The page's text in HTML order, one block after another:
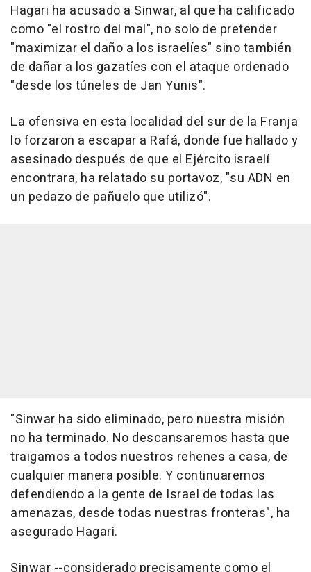
Hagari ha acusado a Sinwar, al que ha calificado
como "el rostro del mal", no solo de pretender
"maximizar el daño a los israelíes" sino también
de dañar a los gazatíes con el ataque ordenado
"desde los túneles de Jan Yunis".
La ofensiva en esta localidad del sur de la Franja
lo forzaron a escapar a Rafá, donde fue hallado y
asesinado después de que el Ejército israelí
encontrara, ha relatado su portavoz, "su ADN en
un pedazo de pañuelo que utilizó".
"Sinwar ha sido eliminado, pero nuestra misión
no ha terminado. No descansaremos hasta que
traigamos a todos nuestros rehenes a casa, de
cualquier manera posible. Y continuaremos
defendiendo a la gente de Israel de todas las
amenazas, desde todas nuestras fronteras", ha
asegurado Hagari.
Sinwar --considerado precisamente como el